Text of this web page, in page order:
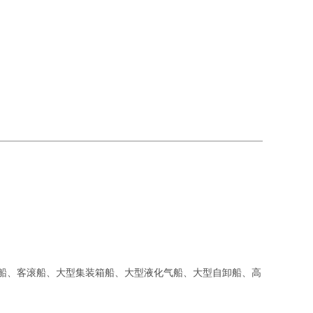
客滚船、大型集装箱船、大型液化气船、大型自卸船、高